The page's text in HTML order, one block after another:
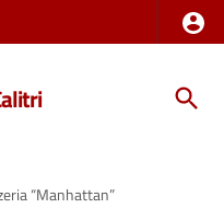
“Manhattan”